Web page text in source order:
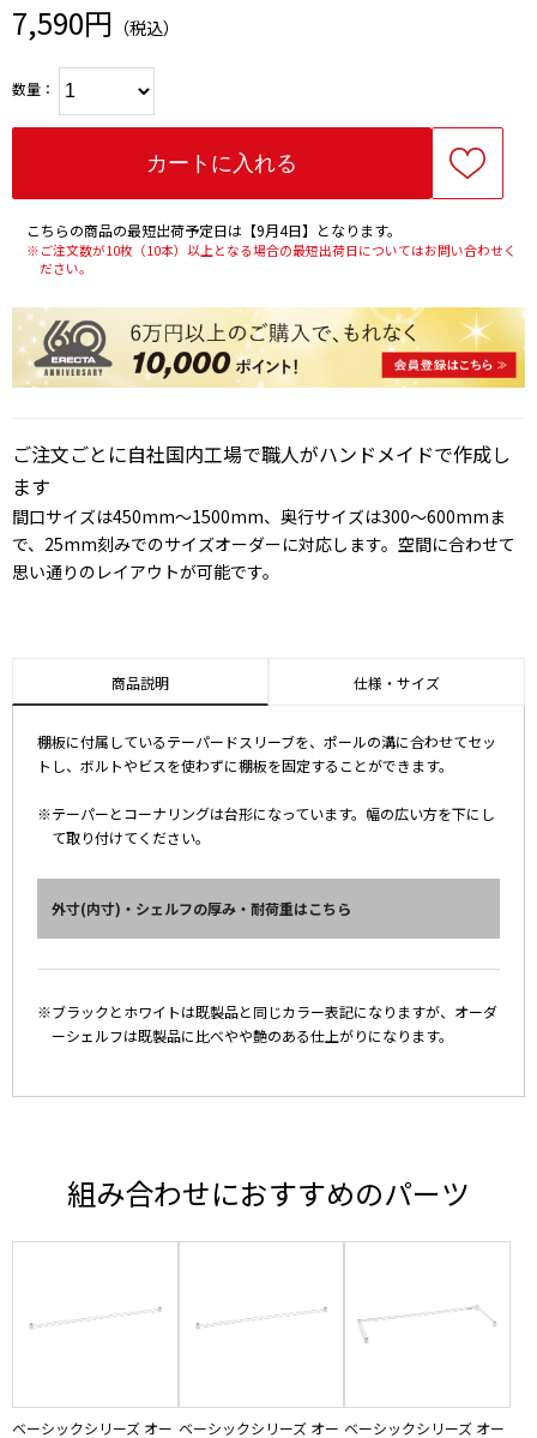
7,590円 （税込）
数量：
こちらの商品の最短出荷予定日は【9月4日】となります。
※ご注文数が10枚（10本）以上となる場合の最短出荷日についてはお問い合わせく
ださい。
ご注文ごとに自社国内工場で職人がハンドメイドで作成し
ます
間口サイズは450mm～1500mm、奥行サイズは300～600mmま
で、25mm刻みでのサイズオーダーに対応します。空間に合わせて
思い通りのレイアウトが可能です。
商品説明 仕様・サイズ
棚板に付属しているテーパードスリーブを、ポールの溝に合わせてセッ
トし、ボルトやビスを使わずに棚板を固定することができます。
※テーパーとコーナリングは台形になっています。幅の広い方を下にし
て取り付けてください。
外寸(内寸)・シェルフの厚み・耐荷重はこちら
※ブラックとホワイトは既製品と同じカラー表記になりますが、オーダ
ーシェルフは既製品に比べやや艶のある仕上がりになります。
組み合わせにおすすめのパーツ
ベーシックシリーズ オー ベーシックシリーズ オー ベーシックシリーズ オー